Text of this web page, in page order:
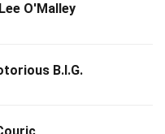
O'Malley
B.I.G.